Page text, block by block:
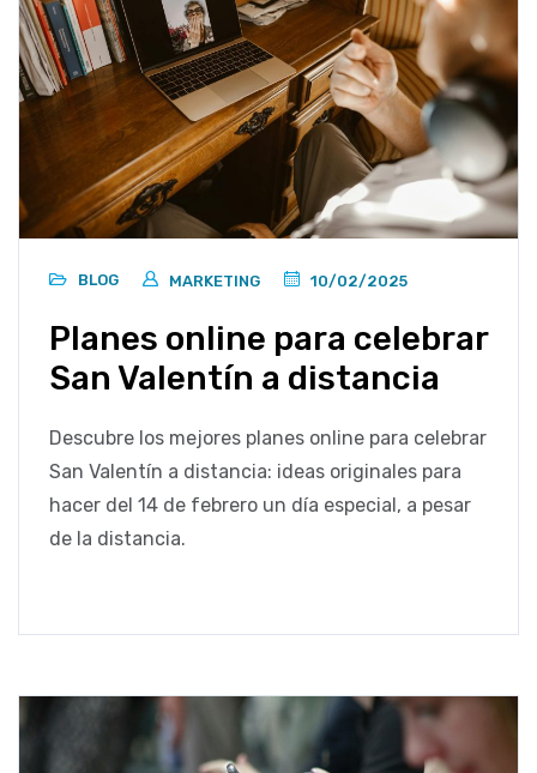
BLOG MARKETING 10/02/2025
Planes online para celebrar
San Valentín a distancia
Descubre los mejores planes online para celebrar
San Valentín a distancia: ideas originales para
hacer del 14 de febrero un día especial, a pesar
de la distancia.